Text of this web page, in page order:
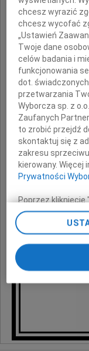
chcesz wyrazić
chcesz wycofać
„Ustawień
Twoje dane
celów badania i
funkcjonowania
dot.
przetwarzania
Wyborcza sp. z
Zaufanych
to zrobić przejdź
skontaktuj się z
zakresu
kierowany.
Prywatności
Poprzez kliknięcie
zainstalowanie i
Wyborczej sp. z
na Twoim
chwili zmienić
ponownie
preferencjami
odnośnik
przechodząc do
Zmiana ustawień
My, nasi Zaufani